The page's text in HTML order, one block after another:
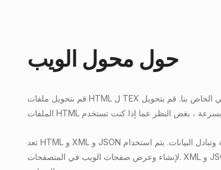
حول محول الويب
قم بتحويل ملفات HTML ل TEX عبر الإنترنت باستخدام محول الويب المجاني الخاص بنا. قم بتحويل
تعد HTML و XML و JSON تنسيقات ويب شائعة تستخدم في هيكلة وتبادل البيانات. يتم استخدام HTML
لإنشاء وعرض صفحات الويب في المتصفحات. XML و JSON هي تنسيقات مرنة لتخزين ونقل البيانات